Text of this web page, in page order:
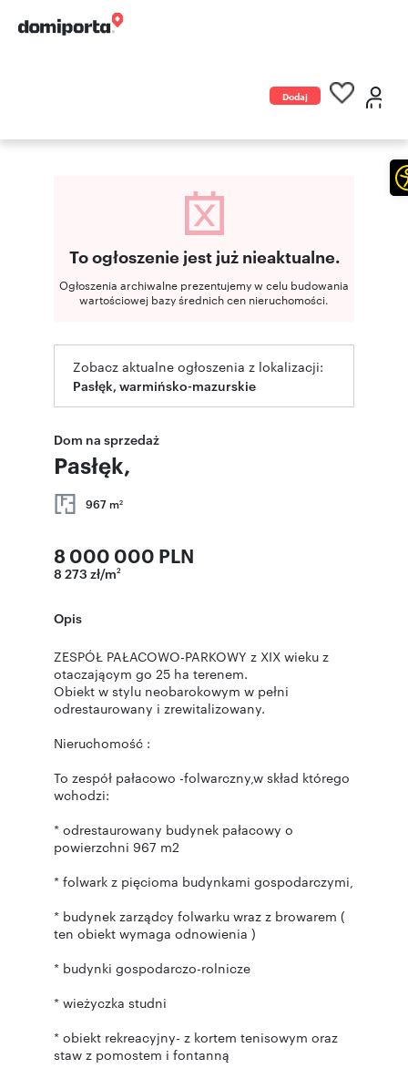
Dodaj
To ogłoszenie jest już nieaktualne.
Ogłoszenia archiwalne prezentujemy w celu budowania
wartościowej bazy średnich cen nieruchomości.
Zobacz aktualne ogłoszenia z lokalizacji:
Pasłęk, warmińsko-mazurskie
Dom na sprzedaż
Pasłęk,
967 m2
8 000 000 PLN
8 273 zł/m2
Opis
ZESPÓŁ PAŁACOWO-PARKOWY z XIX wieku z
otaczającym go 25 ha terenem.
Obiekt w stylu neobarokowym w pełni
odrestaurowany i zrewitalizowany.
Nieruchomość :
To zespół pałacowo -folwarczny,w skład którego
wchodzi:
* odrestaurowany budynek pałacowy o
powierzchni 967 m2
* folwark z pięcioma budynkami gospodarczymi,
* budynek zarządcy folwarku wraz z browarem (
ten obiekt wymaga odnowienia )
* budynki gospodarczo-rolnicze
* wieżyczka studni
* obiekt rekreacyjny- z kortem tenisowym oraz
staw z pomostem i fontanną